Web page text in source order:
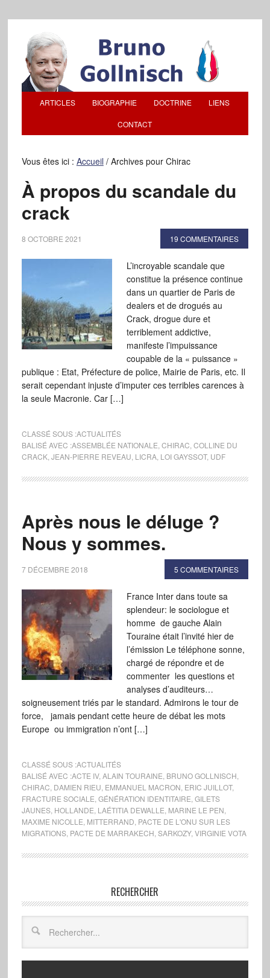
ARTICLES BIOGRAPHIE DOCTRINE LIENS
CONTACT
Vous êtes ici : Accueil /Archives pour Chirac
À propos du scandale du
crack
8 OCTOBRE 2021 19 COMMENTAIRES
L’incroyable scandale que
constitue la présence continue
dans un quartier de Paris de
dealers et de drogués au
Crack, drogue dure et
terriblement addictive,
manifeste l’impuissance
coupable de la « puissance »
publique : Etat, Préfecture de police, Mairie de Paris, etc. Il
serait cependant injuste d’imputer ces terribles carences à
la seule Macronie. Car […]
CLASSÉ SOUS :ACTUALITÉS
BALISÉ AVEC :ASSEMBLÉE NATIONALE CHIRAC COLLINE DU
CRACK, JEAN-PIERRE REVEAU LICRA, LOI GAYSSOT, UDF
Après nous le déluge ?
Nous y sommes.
7 DÉCEMBRE 2018 5 COMMENTAIRES
France Inter dans toute sa
splendeur: le sociologue et
homme de gauche Alain
Touraine était l’invité hier de
l’émission Le téléphone sonne,
chargé de répondre et de
commenter les questions et
analyses d’auditeurs…
soigneusement triés par le standard. Admirons le tour de
force, jamais pendant cette heure de débat les mots
Europe ou immigration n’ont […]
CLASSÉ SOUS :ACTUALITÉS
BALISÉ AVEC :ACTE IV, ALAIN TOURAINE BRUNO GOLLNISCH
CHIRAC DAMIEN RIEU EMMANUEL MACRON ERIC JUILLOT,
FRACTURE SOCIALE GÉNÉRATION IDENTITAIRE GILETS
JAUNES, HOLLANDE LAÉTITIA DEWALLE MARINE LE PEN
MAXIME NICOLLE MITTERRAND PACTE DE L'ONU SUR LES
MIGRATIONS, PACTE DE MARRAKECH SARKOZY, VIRGINIE VOTA
RECHERCHER